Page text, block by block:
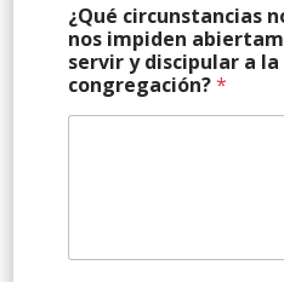
¿Qué circunstancias
nos impiden
servir y discipular a
congregación?*